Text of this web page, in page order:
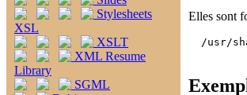
Elles sont
/usr/
Stylesheets
XSL
XSLT
XML Resume
Library
SGML